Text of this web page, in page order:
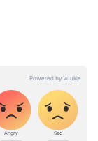
ನನ್ನ
ಸೆಟ್‌ಗೆ
ಇದು ಅಷ್ಟು